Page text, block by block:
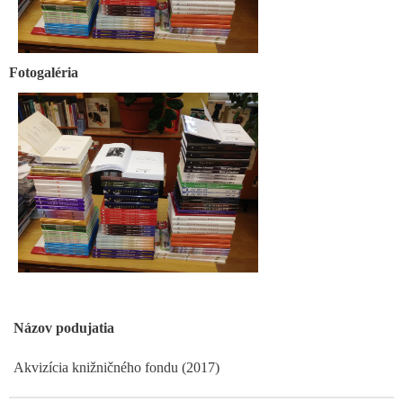
Fotogaléria
Názov podujatia
Akvizícia knižničného fondu (2017)